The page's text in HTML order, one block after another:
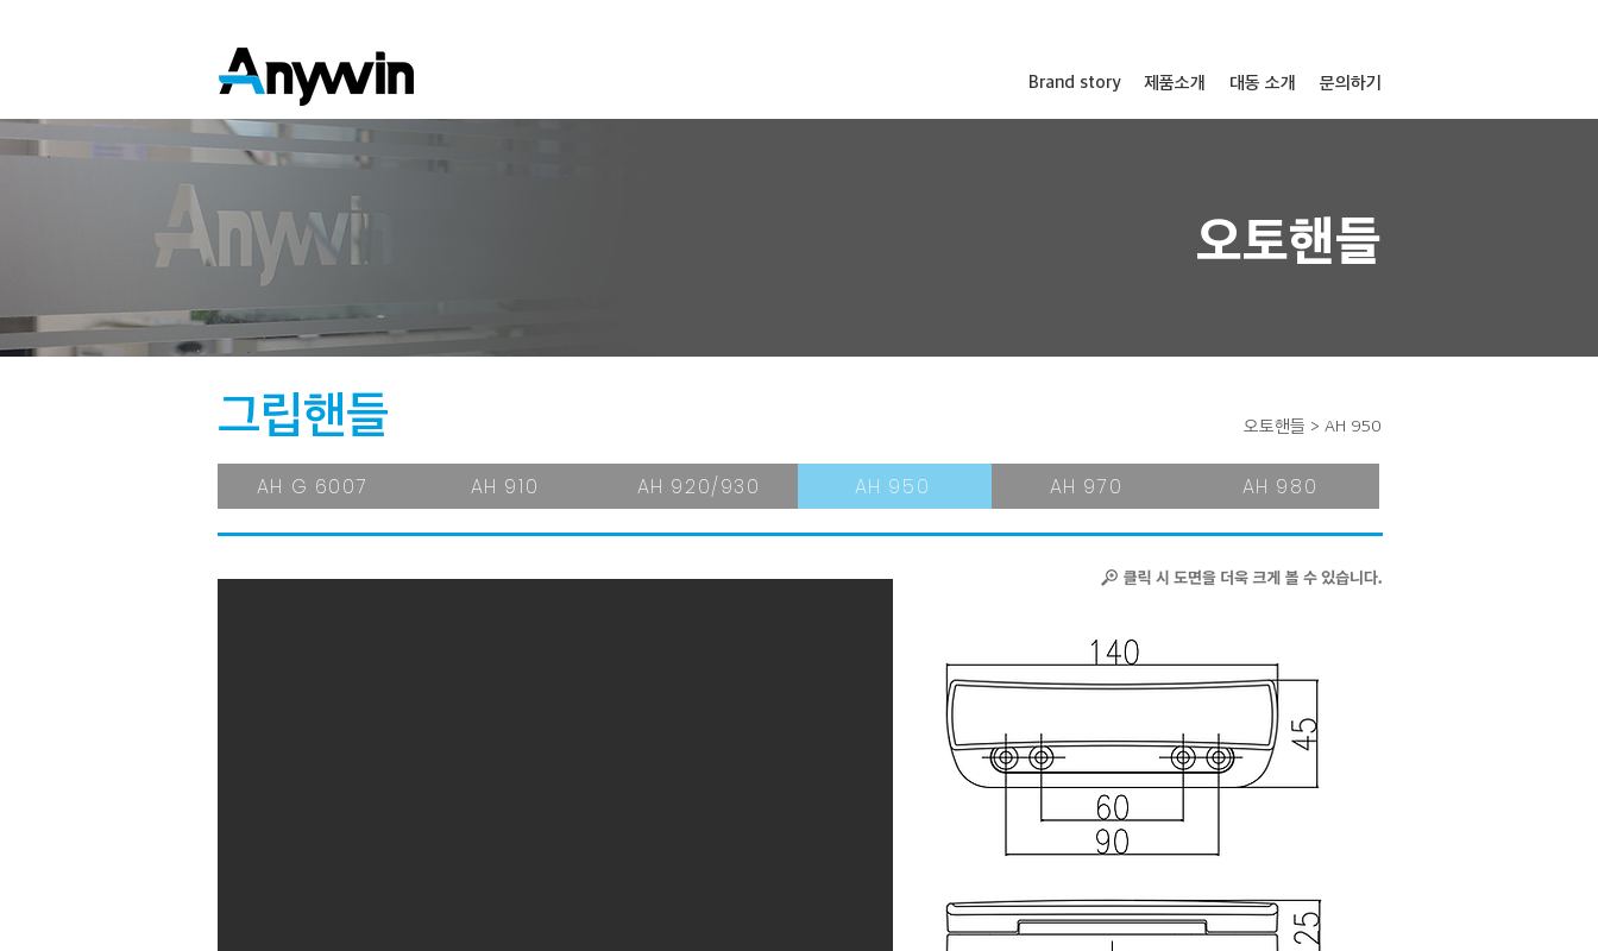
Brand story 제품소개 대동 소개 문의하기
오토핸들
​그립핸들 오토핸들 > AH 950
AH 910
AH G 6007 AH 920/930 AH 950 AH 970 AH 980